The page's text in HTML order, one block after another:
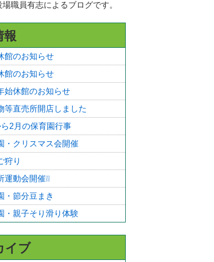
広報きたあいき
職員有志によるブログです。
報
館のお知らせ
館のお知らせ
始休館のお知らせ
等直売所開店しました
2月の保育園行事
・クリスマス会開催
狩り
動会開催❕❕
・節分豆まき
・親子そり滑り体験
イブ